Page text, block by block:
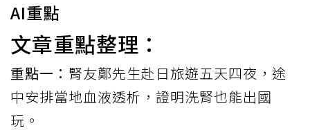
AI重點
文章重點整理：
重點一： 腎友鄭先生赴日旅遊五天四夜，途
中安排當地血液透析，證明洗腎也能出國
玩。